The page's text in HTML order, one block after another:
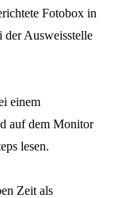
Fotobox in
Ausweisstelle
einem
auf dem Monitor
lesen.
Zeit als